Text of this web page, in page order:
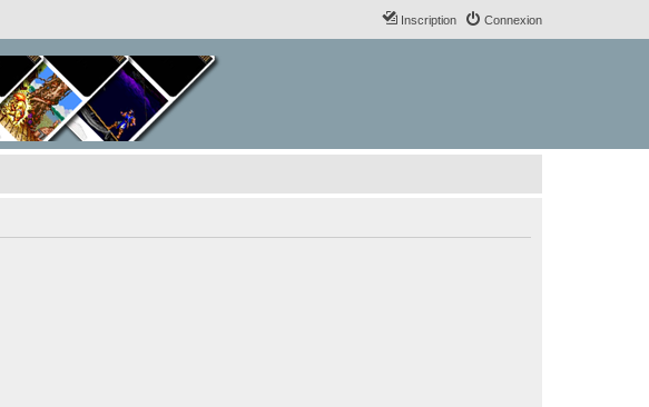
Connexion
Inscription